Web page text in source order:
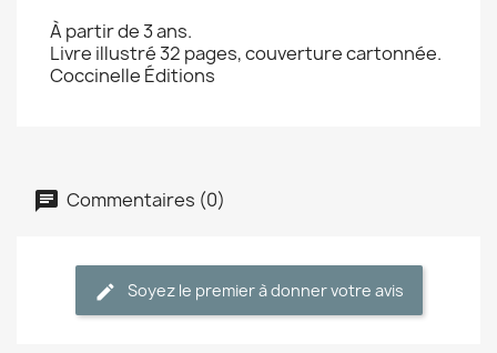
À partir de 3 ans.
Livre illustré 32 pages, couverture cartonnée.
Coccinelle Éditions
Commentaires (0)
Soyez le premier à donner votre avis